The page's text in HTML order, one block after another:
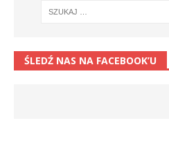
ŚLEDŹ NAS NA FACEBOOK’U